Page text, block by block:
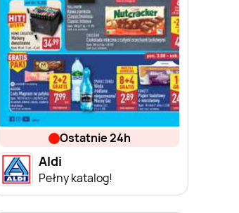
ostatnie 24h
Aldi
Pełny katalog!